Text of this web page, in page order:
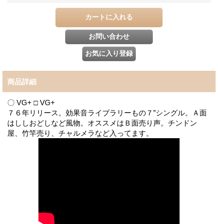
商品詳細
〇 VG+ □ VG+
７６年リリース。効果音ライブラリーもの７”シングル。Ａ面
はししおどしなど風物。オススメはＢ面売り声。チンドン
屋、竹竿売り、チャルメラなど入ってます。